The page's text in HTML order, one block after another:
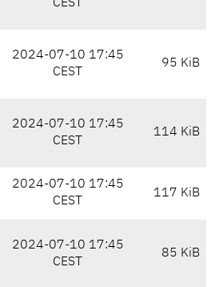
CEST
2024-07-10 17:45
CEST
95 KiB
2024-07-10 17:45
CEST
114 KiB
2024-07-10 17:45
CEST
117 KiB
2024-07-10 17:45
CEST
85 KiB